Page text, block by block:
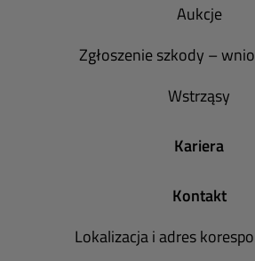
Aukcje
Zgłoszenie szkody –
Wstrząsy
Kariera
Kontakt
Lokalizacja i adres